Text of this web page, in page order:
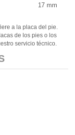
17 mm
a la placa del pie.
de los pies o los
servicio técnico.